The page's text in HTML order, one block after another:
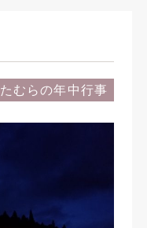
たむらの年中行事